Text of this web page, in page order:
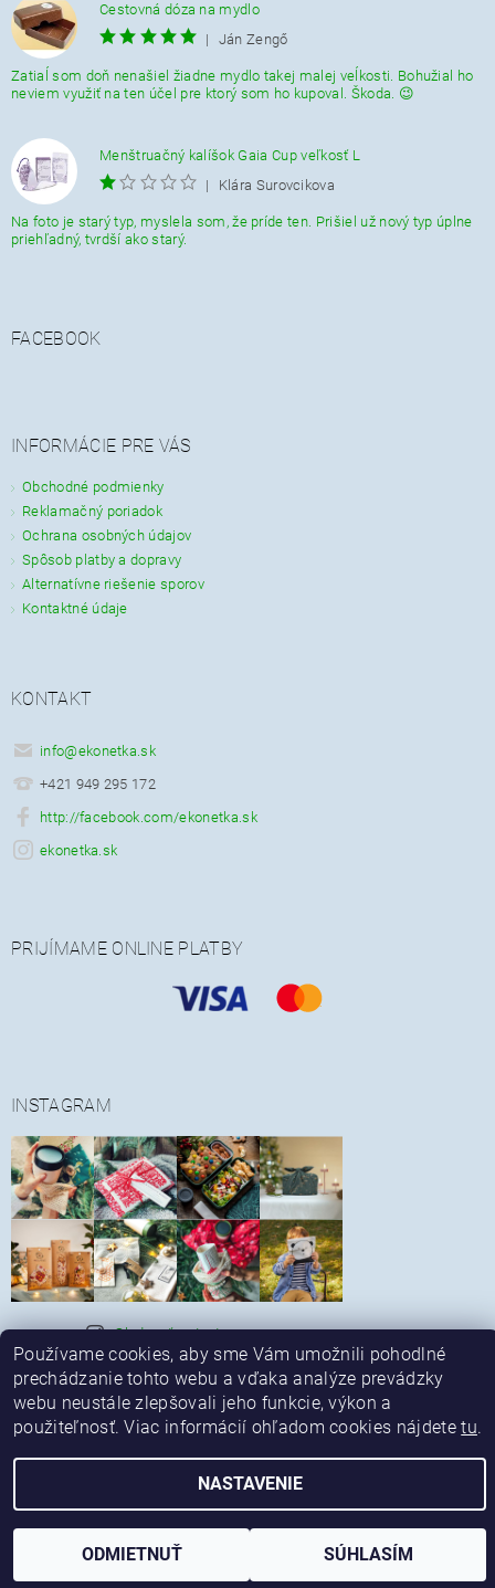
Cestovná dóza na mydlo
|
Ján Zengő
Zatiaĺ som doň nenašiel žiadne mydlo takej malej veĺkosti. Bohužial ho
neviem využiť na ten účel pre ktorý som ho kupoval. Škoda. 😉
Menštruačný kalíšok Gaia Cup veľkosť L
|
Klára Surovcikova
Na foto je starý typ, myslela som, že príde ten. Prišiel už nový typ úplne
priehľadný, tvrdší ako starý.
FACEBOOK
INFORMÁCIE PRE VÁS
Obchodné podmienky
Reklamačný poriadok
Ochrana osobných údajov
Spôsob platby a dopravy
Alternatívne riešenie sporov
Kontaktné údaje
KONTAKT
info@ekonetka.sk
+421 949 295 172
http://facebook.com/ekonetka.sk
ekonetka.sk
PRIJÍMAME ONLINE PLATBY
INSTAGRAM
Sledovať na Instagrame
Obchodné podmienky | Reklamačný poriadok |
Spôsob platby a dopravy | Alternatívne riešenie sporov |
Kontaktné údaje | Ochrana osobných údajov
2026 © ekonetka, všetky práva vyhradenéUpraviť nastavenie cookies
Používame cookies, aby sme Vám umožnili pohodlné
prechádzanie tohto webu a vďaka analýze prevádzky
webu neustále zlepšovali jeho funkcie, výkon a
použiteľnosť. Viac informácií ohľadom cookies nájdetetu.
NASTAVENIE
ODMIETNUŤ SÚHLASÍM